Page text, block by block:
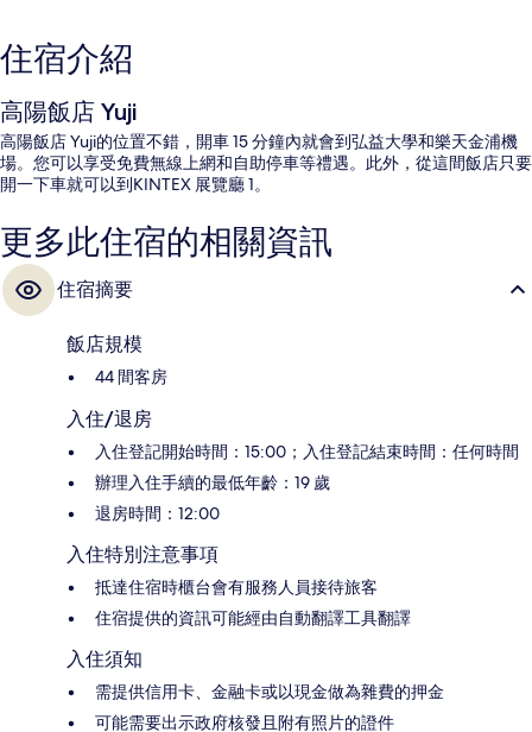
住宿介紹
高陽飯店 Yuji
高陽飯店 Yuji的位置不錯，開車 15 分鐘內就會到弘益大學和樂天金浦機
場。您可以享受免費無線上網和自助停車等禮遇。此外，從這間飯店只要
開一下車就可以到KINTEX 展覽廳 1。
更多此住宿的相關資訊
住宿摘要
飯店規模
44 間客房
入住/退房
入住登記開始時間：15:00；入住登記結束時間：任何時間
辦理入住手續的最低年齡：19 歲
退房時間：12:00
入住特別注意事項
抵達住宿時櫃台會有服務人員接待旅客
住宿提供的資訊可能經由自動翻譯工具翻譯
入住須知
需提供信用卡、金融卡或以現金做為雜費的押金
可能需要出示政府核發且附有照片的證件